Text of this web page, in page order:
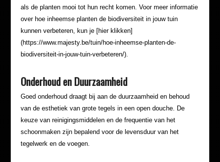
als de planten mooi tot hun recht komen. Voor meer informatie
over hoe inheemse planten de biodiversiteit in jouw tuin
kunnen verbeteren, kun je [hier klikken]
(https://www.majesty.be/tuin/hoe-inheemse-planten-de-
biodiversiteit-in-jouw-tuin-verbeteren/).
Onderhoud en Duurzaamheid
Goed onderhoud draagt bij aan de duurzaamheid en behoud
van de esthetiek van grote tegels in een open douche. De
keuze van reinigingsmiddelen en de frequentie van het
schoonmaken zijn bepalend voor de levensduur van het
tegelwerk en de voegen.